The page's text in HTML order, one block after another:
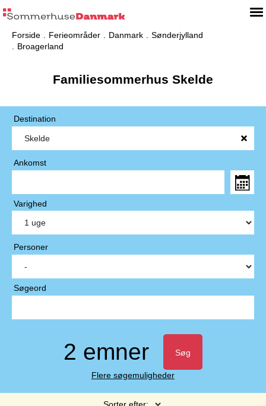
Forside Ferieområder Danmark
Sønderjylland
Broagerland
Familiesommerhus Skelde
Destination
Ankomst
Varighed
Personer
Søgeord
2 emner Søg
Flere søgemuligheder